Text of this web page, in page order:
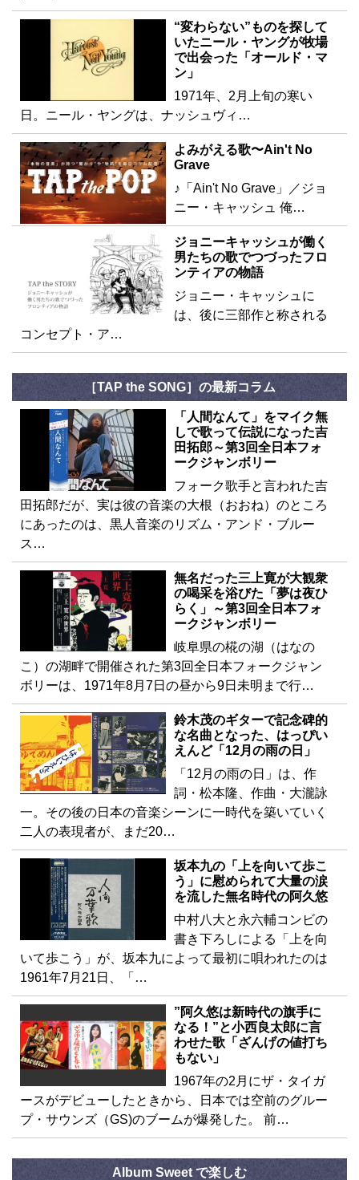
“変わらない”ものを探して
いたニール・ヤングが牧場
で出会った「オールド・マ
ン」
1971年、2月上旬の寒い
日。ニール・ヤングは、ナッシュヴィ…
よみがえる歌〜Ain't No
Grave
♪「Ain't No Grave」／ジョ
ニー・キャッシュ 俺…
ジョニーキャッシュが働く
男たちの歌でつづったフロ
ンティアの物語
ジョニー・キャッシュに
は、後に三部作と称される
コンセプト・ア…
［TAP the SONG］の最新コラム
「人間なんて」をマイク無
しで歌って伝説になった吉
田拓郎～第3回全日本フォ
ークジャンボリー
フォーク歌手と言われた吉
田拓郎だが、実は彼の音楽の大根（おおね）のところ
にあったのは、黒人音楽のリズム・アンド・ブルー
ス…
無名だった三上寛が大観衆
の喝采を浴びた「夢は夜ひ
らく」～第3回全日本フォ
ークジャンボリー
岐阜県の椛の湖（はなの
こ）の湖畔で開催された第3回全日本フォークジャン
ボリーは、1971年8月7日の昼から9日未明まで行…
鈴木茂のギターで記念碑的
な名曲となった、はっぴい
えんど「12月の雨の日」
「12月の雨の日」は、作
詞・松本隆、作曲・大瀧詠
一。その後の日本の音楽シーンに一時代を築いていく
二人の表現者が、まだ20…
坂本九の「上を向いて歩こ
う」に慰められて大量の涙
を流した無名時代の阿久悠
中村八大と永六輔コンビの
書き下ろしによる「上を向
いて歩こう」が、坂本九によって最初に唄われたのは
1961年7月21日、「…
”阿久悠は新時代の旗手に
なる！”と小西良太郎に言
わせた歌「ざんげの値打ち
もない」
1967年の2月にザ・タイガ
ースがデビューしたときから、日本では空前のグルー
プ・サウンズ（GS)のブームが爆発した。 前…
Album Sweet で楽しむ